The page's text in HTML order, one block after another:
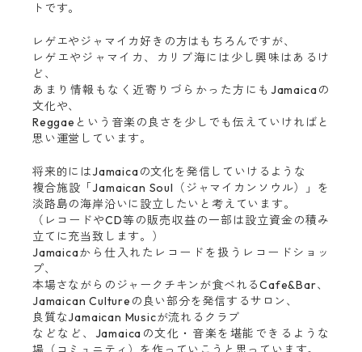
トです。
レゲエやジャマイカ好きの方はもちろんですが、
レゲエやジャマイカ、カリブ海には少し興味はあるけ
ど、
あまり情報もなく近寄りづらかった方にもJamaicaの
文化や、
Reggaeという音楽の良さを少しでも伝えていければと
思い運営しています。
将来的にはJamaicaの文化を発信していけるような
複合施設「Jamaican Soul（ジャマイカンソウル）」を
淡路島の海岸沿いに設立したいと考えています。
（レコードやCD等の販売収益の一部は設立資金の積み
立てに充当致します。）
Jamaicaから仕入れたレコードを扱うレコードショッ
プ、
本場さながらのジャークチキンが食べれるCafe&Bar、
Jamaican Cultureの良い部分を発信するサロン、
良質なJamaican Musicが流れるクラブ
などなど、Jamaicaの文化・音楽を堪能できるような